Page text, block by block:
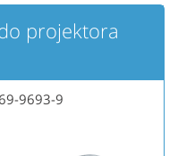
projektora
9693-9